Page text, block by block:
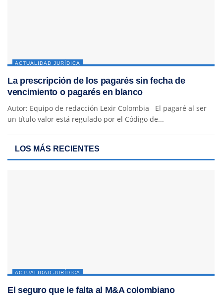
ACTUALIDAD JURÍDICA
La prescripción de los pagarés sin fecha de
vencimiento o pagarés en blanco
Autor: Equipo de redacción Lexir Colombia El pagaré al ser
un título valor está regulado por el Código de...
LOS MÁS RECIENTES
ACTUALIDAD JURÍDICA
El seguro que le falta al M&A colombiano